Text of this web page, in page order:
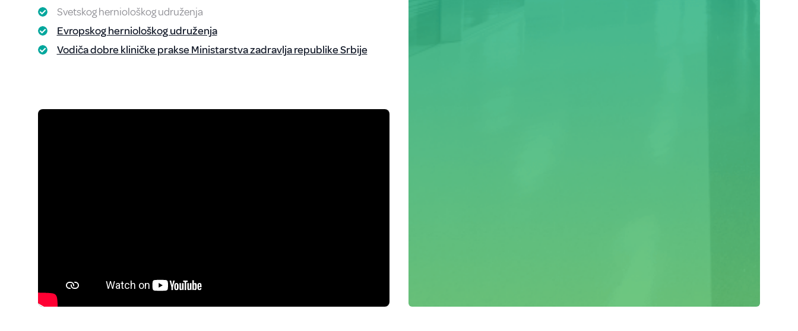
Svetskog herniološkog udruženja
Evropskog herniološkog udruženja
Vodiča dobre kliničke prakse Ministarstva zadravlja republike Srbije